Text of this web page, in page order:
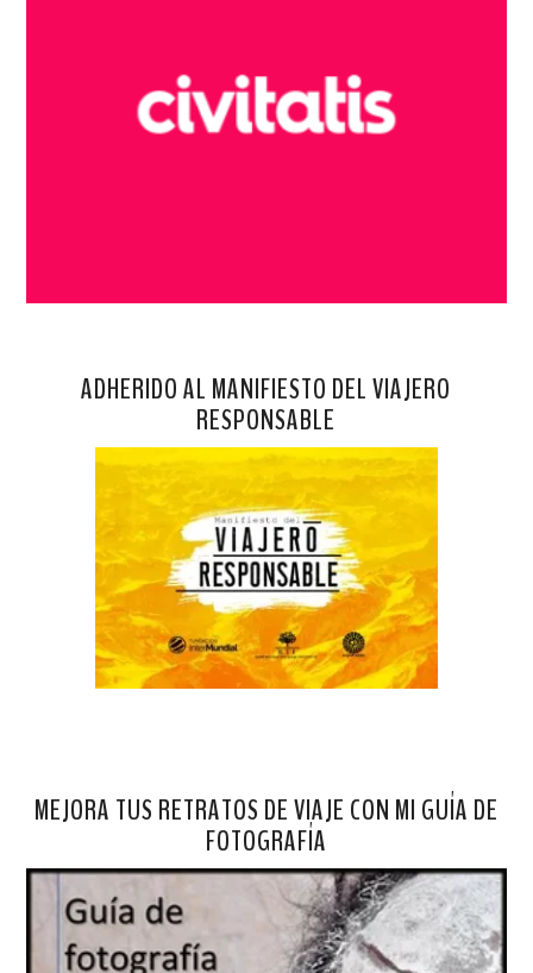
ADHERIDO AL MANIFIESTO DEL VIAJERO
RESPONSABLE
MEJORA TUS RETRATOS DE VIAJE CON MI GUÍA DE
FOTOGRAFÍA